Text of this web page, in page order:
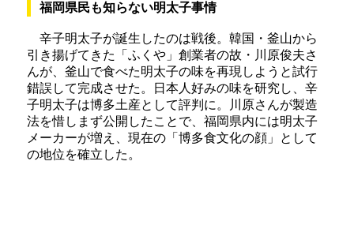
福岡県民も知らない明太子事情
辛子明太子が誕生したのは戦後。韓国・釜山から
引き揚げてきた「ふくや」創業者の故・川原俊夫さ
んが、釜山で食べた明太子の味を再現しようと試行
錯誤して完成させた。日本人好みの味を研究し、辛
子明太子は博多土産として評判に。川原さんが製造
法を惜しまず公開したことで、福岡県内には明太子
メーカーが増え、現在の「博多食文化の顔」として
の地位を確立した。